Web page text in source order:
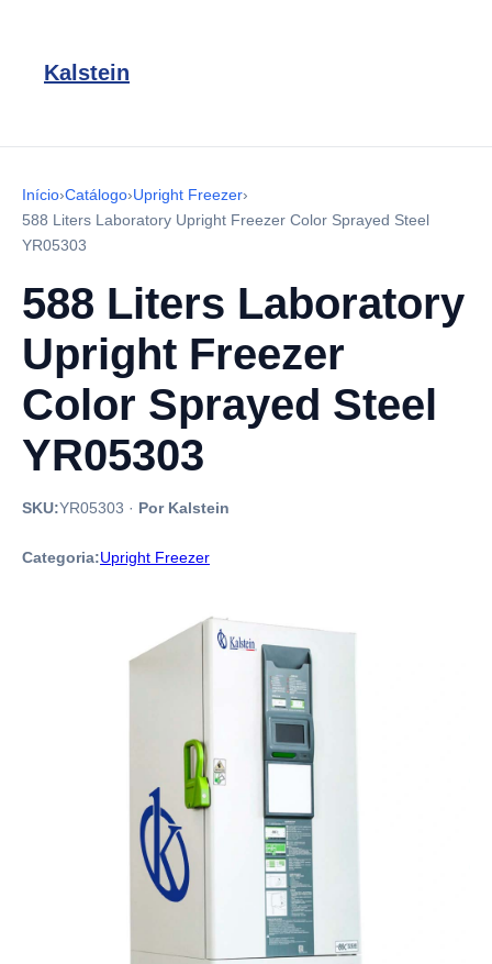
Kalstein
Início›Catálogo›Upright Freezer›
588 Liters Laboratory Upright Freezer Color Sprayed Steel
YR05303
588 Liters Laboratory
Upright Freezer
Color Sprayed Steel
YR05303
SKU:YR05303 · Por Kalstein
Categoria:Upright Freezer